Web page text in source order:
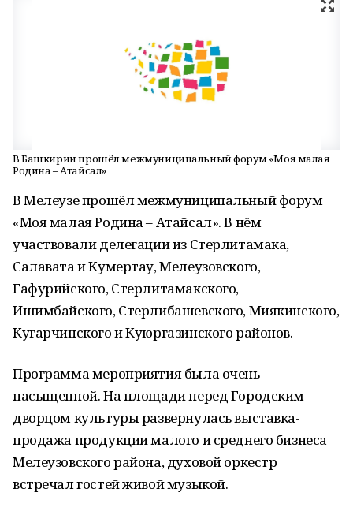
В Башкирии прошёл межмуниципальный форум «Моя малая
Родина – Атайсал»
В Мелеузе прошёл межмуниципальный форум
«Моя малая Родина – Атайсал». В нём
участвовали делегации из Стерлитамака,
Салавата и Кумертау, Мелеузовского,
Гафурийского, Стерлитамакского,
Ишимбайского, Стерлибашевского, Миякинского,
Кугарчинского и Куюргазинского районов.
Программа мероприятия была очень
насыщенной. На площади перед Городским
дворцом культуры развернулась выставка-
продажа продукции малого и среднего бизнеса
Мелеузовского района, духовой оркестр
встречал гостей живой музыкой.